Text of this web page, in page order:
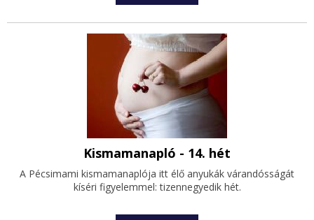
Kismamanapló - 14. hét
A Pécsimami kismamanaplója itt élő anyukák várandósságát
kíséri figyelemmel: tizennegyedik hét.